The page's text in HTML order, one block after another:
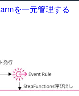
を一元管理する